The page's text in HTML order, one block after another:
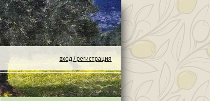
вход / регистрация